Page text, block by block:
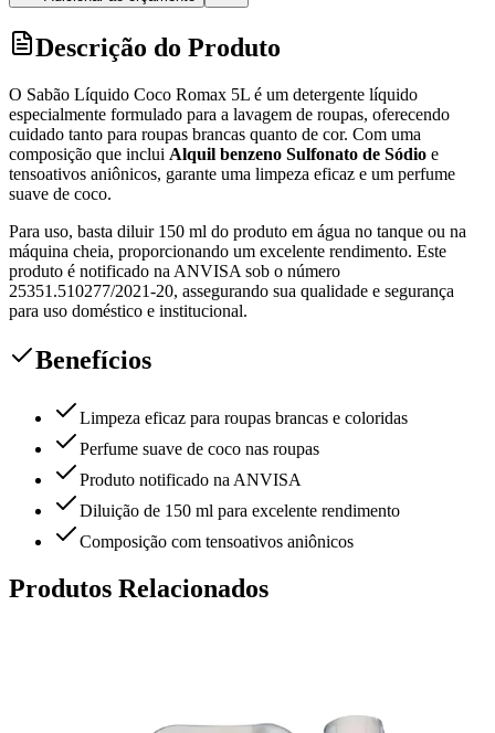
Descrição do Produto
O Sabão Líquido Coco Romax 5L é um detergente líquido
especialmente formulado para a lavagem de roupas, oferecendo
cuidado tanto para roupas brancas quanto de cor. Com uma
composição que inclui Alquil benzeno Sulfonato de Sódio e
tensoativos aniônicos, garante uma limpeza eficaz e um perfume
suave de coco.
Para uso, basta diluir 150 ml do produto em água no tanque ou na
máquina cheia, proporcionando um excelente rendimento. Este
produto é notificado na ANVISA sob o número
25351.510277/2021-20, assegurando sua qualidade e segurança
para uso doméstico e institucional.
Benefícios
Limpeza eficaz para roupas brancas e coloridas
Perfume suave de coco nas roupas
Produto notificado na ANVISA
Diluição de 150 ml para excelente rendimento
Composição com tensoativos aniônicos
Produtos Relacionados